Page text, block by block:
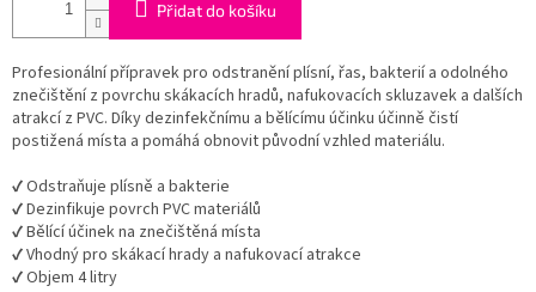
Přidat do košíku
Profesionální přípravek pro odstranění plísní, řas, bakterií a odolného
znečištění z povrchu skákacích hradů, nafukovacích skluzavek a dalších
atrakcí z PVC. Díky dezinfekčnímu a bělícímu účinku účinně čistí
postižená místa a pomáhá obnovit původní vzhled materiálu.
✔ Odstraňuje plísně a bakterie
✔ Dezinfikuje povrch PVC materiálů
✔ Bělící účinek na znečištěná místa
✔ Vhodný pro skákací hrady a nafukovací atrakce
✔ Objem 4 litry